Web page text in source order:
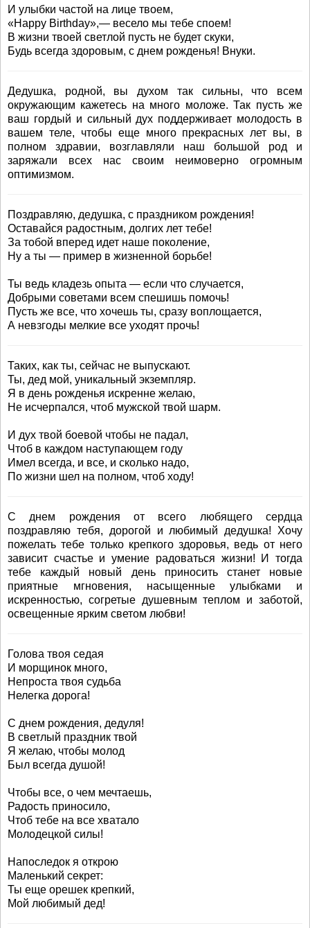
И улыбки частой на лице твоем,
«Happy Birthday»,— весело мы тебе споем!
В жизни твоей светлой пусть не будет скуки,
Будь всегда здоровым, с днем рожденья! Внуки.
Дедушка, родной, вы духом так сильны, что всем
окружающим кажетесь на много моложе. Так пусть же
ваш гордый и сильный дух поддерживает молодость в
вашем теле, чтобы еще много прекрасных лет вы, в
полном здравии, возглавляли наш большой род и
заряжали всех нас своим неимоверно огромным
оптимизмом.
Поздравляю, дедушка, с праздником рождения!
Оставайся радостным, долгих лет тебе!
За тобой вперед идет наше поколение,
Ну а ты — пример в жизненной борьбе!
Ты ведь кладезь опыта — если что случается,
Добрыми советами всем спешишь помочь!
Пусть же все, что хочешь ты, сразу воплощается,
А невзгоды мелкие все уходят прочь!
Таких, как ты, сейчас не выпускают.
Ты, дед мой, уникальный экземпляр.
Я в день рожденья искренне желаю,
Не исчерпался, чтоб мужской твой шарм.
И дух твой боевой чтобы не падал,
Чтоб в каждом наступающем году
Имел всегда, и все, и сколько надо,
По жизни шел на полном, чтоб ходу!
С днем рождения от всего любящего сердца
поздравляю тебя, дорогой и любимый дедушка! Хочу
пожелать тебе только крепкого здоровья, ведь от него
зависит счастье и умение радоваться жизни! И тогда
тебе каждый новый день приносить станет новые
приятные мгновения, насыщенные улыбками и
искренностью, согретые душевным теплом и заботой,
освещенные ярким светом любви!
Голова твоя седая
И морщинок много,
Непроста твоя судьба
Нелегка дорога!
С днем рождения, дедуля!
В светлый праздник твой
Я желаю, чтобы молод
Был всегда душой!
Чтобы все, о чем мечтаешь,
Радость приносило,
Чтоб тебе на все хватало
Молодецкой силы!
Напоследок я открою
Маленький секрет:
Ты еще орешек крепкий,
Мой любимый дед!